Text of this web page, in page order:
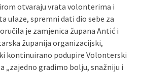
otvaraju vrata volonterima i
ulaze, spremni dati dio sebe za
je zamjenica župana Antić i
županija organizacijski,
kontinuirano podupire Volonterski
„zajedno gradimo bolju, snažniju i